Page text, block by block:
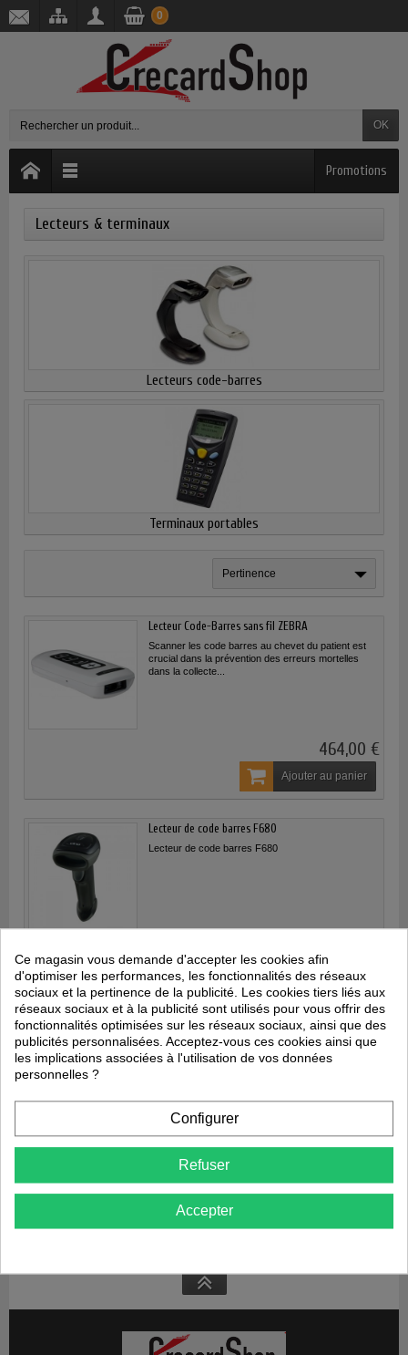
OK
0
Promotions
Lecteurs & terminaux
Lecteurs code-barres
Terminaux portables
Pertinence
Lecteur Code-Barres sans fil ZEBRA
Scanner les code barres au chevet du patient est
crucial dans la prévention des erreurs mortelles
dans la collecte...
464,00 €
Ajouter au panier
Lecteur de code barres F680
Lecteur de code barres F680
265,00 €
Ajouter au panier
LECTEUR/ENCODEUR 3 PISTES MAG
Lecteur encodeur de cartes à pistes magnétiques
ISO 7811. Encodage et lecture HiCo et LoCo par
Ajouter au panier
Ce magasin vous demande d'accepter les cookies afin
d'optimiser les performances, les fonctionnalités des réseaux
sociaux et la pertinence de la publicité. Les cookies tiers liés aux
réseaux sociaux et à la publicité sont utilisés pour vous offrir des
fonctionnalités optimisées sur les réseaux sociaux, ainsi que des
publicités personnalisées. Acceptez-vous ces cookies ainsi que
les implications associées à l'utilisation de vos données
personnelles ?
Configurer
Refuser
Accepter